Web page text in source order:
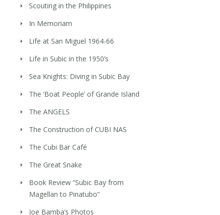
Scouting in the Philippines
In Memoriam
Life at San Miguel 1964-66
Life in Subic in the 1950’s
Sea Knights: Diving in Subic Bay
The ‘Boat People’ of Grande Island
The ANGELS
The Construction of CUBI NAS
The Cubi Bar Café
The Great Snake
Book Review “Subic Bay from
Magellan to Pinatubo”
Joe Bamba’s Photos